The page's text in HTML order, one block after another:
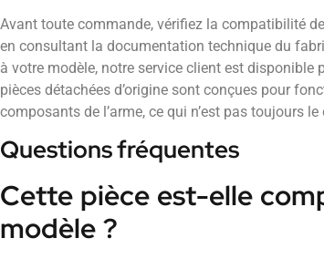
Avant toute commande, vérifiez la compatibilité
en consultant la documentation technique du
à votre modèle, notre service client est disponible
pièces détachées d’origine sont conçues pour
composants de l’arme, ce qui n’est pas toujours
Questions fréquentes
Cette pièce est-elle
modèle ?